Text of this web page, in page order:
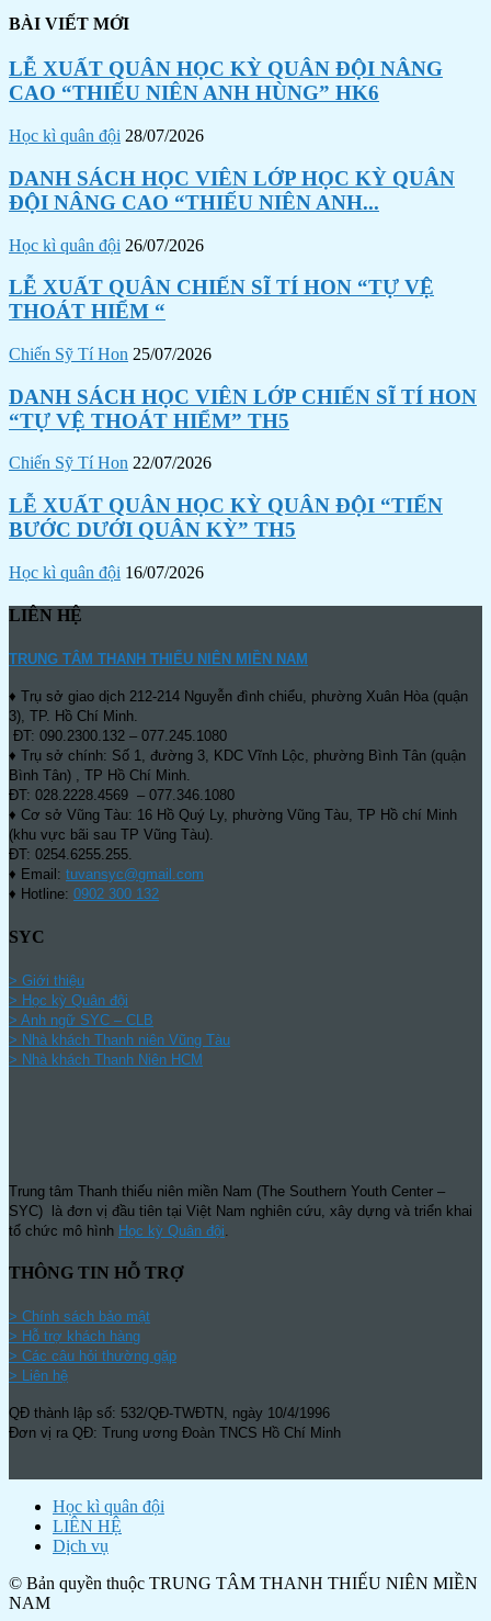
BÀI VIẾT MỚI
LỄ XUẤT QUÂN HỌC KỲ QUÂN ĐỘI NÂNG
CAO “THIẾU NIÊN ANH HÙNG” HK6
Học kì quân đội 28/07/2026
DANH SÁCH HỌC VIÊN LỚP HỌC KỲ QUÂN
ĐỘI NÂNG CAO “THIẾU NIÊN ANH...
Học kì quân đội 26/07/2026
LỄ XUẤT QUÂN CHIẾN SĨ TÍ HON “TỰ VỆ
THOÁT HIỂM “
Chiến Sỹ Tí Hon 25/07/2026
DANH SÁCH HỌC VIÊN LỚP CHIẾN SĨ TÍ HON
“TỰ VỆ THOÁT HIỂM” TH5
Chiến Sỹ Tí Hon 22/07/2026
LỄ XUẤT QUÂN HỌC KỲ QUÂN ĐỘI “TIẾN
BƯỚC DƯỚI QUÂN KỲ” TH5
Học kì quân đội 16/07/2026
LIÊN HỆ
TRUNG TÂM THANH THIẾU NIÊN MIỀN NAM
♦ Trụ sở giao dịch 212-214 Nguyễn đình chiểu, phường Xuân Hòa (quận
3), TP. Hồ Chí Minh.
ĐT: 090.2300.132 – 077.245.1080
♦ Trụ sở chính: Số 1, đường 3, KDC Vĩnh Lộc, phường Bình Tân (quận
Bình Tân) , TP Hồ Chí Minh.
ĐT: 028.2228.4569 – 077.346.1080
♦ Cơ sở Vũng Tàu: 16 Hồ Quý Ly, phường Vũng Tàu, TP Hồ chí Minh
(khu vực bãi sau TP Vũng Tàu).
ĐT: 0254.6255.255.
♦ Email: tuvansyc@gmail.com
♦ Hotline: 0902 300 132
SYC
> Giới thiệu
> Học kỳ Quân đội
> Anh ngữ SYC – CLB
> Nhà khách Thanh niên Vũng Tàu
> Nhà khách Thanh Niên HCM
Trung tâm Thanh thiếu niên miền Nam (The Southern Youth Center –
SYC) là đơn vị đầu tiên tại Việt Nam nghiên cứu, xây dựng và triển khai
tổ chức mô hình Học kỳ Quân đội
THÔNG TIN HỖ TRỢ
> Chính sách bảo mật
> Hỗ trợ khách hàng
> Các câu hỏi thường gặp
> Liên hệ
QĐ thành lập số: 532/QĐ-TWĐTN, ngày 10/4/1996
Đơn vị ra QĐ: Trung ương Đoàn TNCS Hồ Chí Minh
Học kì quân đội
LIÊN HỆ
Dịch vụ
© Bản quyền thuộc TRUNG TÂM THANH THIẾU NIÊN MIỀN
NAM